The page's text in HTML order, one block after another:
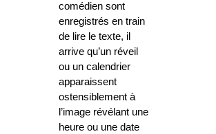
comédien sont
enregistrés en train
de lire le texte, il
arrive qu’un réveil
ou un calendrier
apparaissent
ostensiblement à
l’image révélant une
heure ou une date